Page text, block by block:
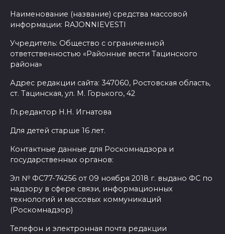
Наименование (название) средства массовой
информации: RAJONNIEVESTI
Учредитель: Общество с ограниченной
ответственностью «Районные вести Тацинского
района»
Адрес редакции сайта: 347060, Ростовская область,
ст. Тацинская, ул. М. Горького, 42
Гл.редактор Н.Н. Игнатова
Для детей старше 16 лет.
Контактные данные для Роскомнадзора и
государственных органов:
Эл № ФС77-74256 от 09 ноября 2018 г. выдано ФС по
надзору в сфере связи, информационных
технологий и массовых коммуникаций
(Роскомнадзор)
Телефон и электронная почта редакции